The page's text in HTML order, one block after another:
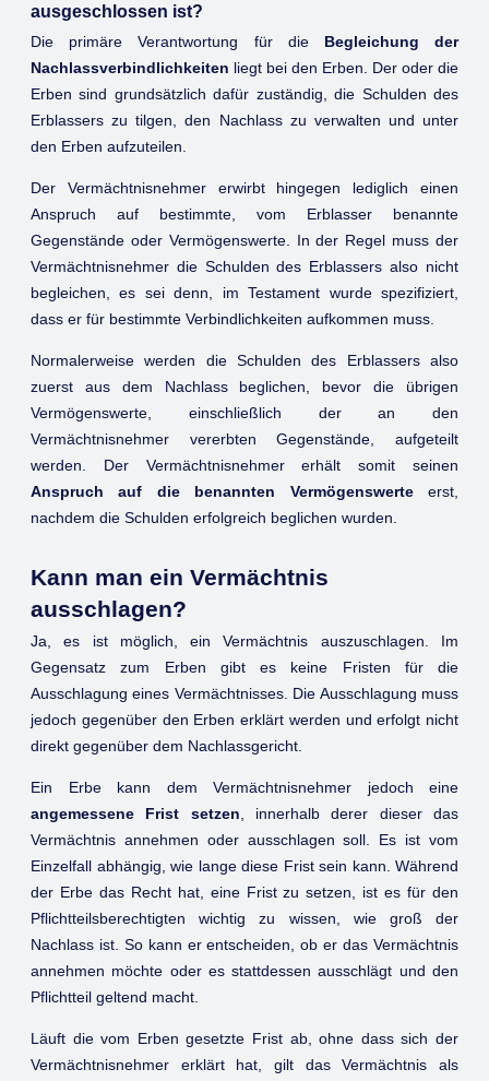
ausgeschlossen ist?
Die primäre Verantwortung für die Begleichung der
Nachlassverbindlichkeiten liegt bei den Erben. Der oder die
Erben sind grundsätzlich dafür zuständig, die Schulden des
Erblassers zu tilgen, den Nachlass zu verwalten und unter
den Erben aufzuteilen.
Der Vermächtnisnehmer erwirbt hingegen lediglich einen
Anspruch auf bestimmte, vom Erblasser benannte
Gegenstände oder Vermögenswerte. In der Regel muss der
Vermächtnisnehmer die Schulden des Erblassers also nicht
begleichen, es sei denn, im Testament wurde spezifiziert,
dass er für bestimmte Verbindlichkeiten aufkommen muss.
Normalerweise werden die Schulden des Erblassers also
zuerst aus dem Nachlass beglichen, bevor die übrigen
Vermögenswerte, einschließlich der an den
Vermächtnisnehmer vererbten Gegenstände, aufgeteilt
werden. Der Vermächtnisnehmer erhält somit seinen
Anspruch auf die benannten Vermögenswerteerst,
nachdem die Schulden erfolgreich beglichen wurden.
Kann man ein Vermächtnis
ausschlagen?
Ja, es ist möglich, ein Vermächtnis auszuschlagen. Im
Gegensatz zum Erben gibt es keine Fristen für die
Ausschlagung eines Vermächtnisses. Die Ausschlagung muss
jedoch gegenüber den Erben erklärt werden und erfolgt nicht
direkt gegenüber dem Nachlassgericht.
Ein Erbe kann dem Vermächtnisnehmer jedoch eine
angemessene Frist setzen , innerhalb derer dieser das
Vermächtnis annehmen oder ausschlagen soll. Es ist vom
Einzelfall abhängig, wie lange diese Frist sein kann. Während
der Erbe das Recht hat, eine Frist zu setzen, ist es für den
Pflichtteilsberechtigten wichtig zu wissen, wie groß der
Nachlass ist. So kann er entscheiden, ob er das Vermächtnis
annehmen möchte oder es stattdessen ausschlägt und den
Pflichtteil geltend macht.
Läuft die vom Erben gesetzte Frist ab, ohne dass sich der
Vermächtnisnehmer erklärt hat, gilt das Vermächtnis als